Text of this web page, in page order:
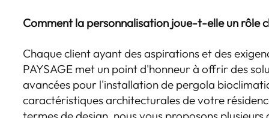
Comment la personnalisation joue-t-elle un rôle
Chaque client ayant des aspirations et des
PAYSAGE met un point d'honneur à offrir des
avancées pour l'installation de pergola
caractéristiques architecturales de votre